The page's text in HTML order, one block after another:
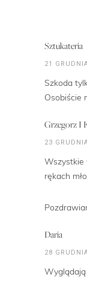
Sztukateria
21
Szkoda
Osobiście
Grzegorz I
23
Wszystkie
rękach
Daria
28